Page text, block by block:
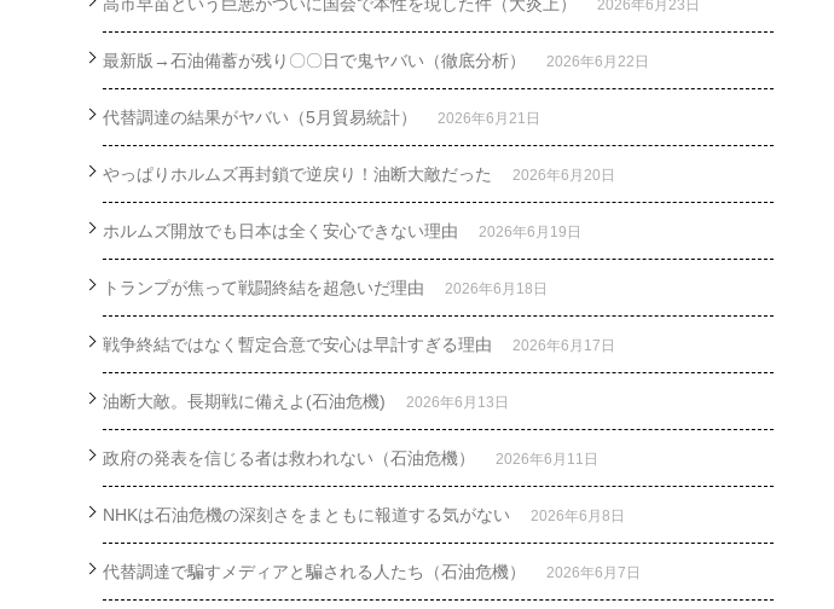
高市早苗という巨悪がついに国会で本性を現した件（大炎上） 2026年6月23日
最新版→石油備蓄が残り〇〇日で鬼ヤバい（徹底分析） 2026年6月22日
代替調達の結果がヤバい（5月貿易統計） 2026年6月21日
やっぱりホルムズ再封鎖で逆戻り！油断大敵だった 2026年6月20日
ホルムズ開放でも日本は全く安心できない理由 2026年6月19日
トランプが焦って戦闘終結を超急いだ理由 2026年6月18日
戦争終結ではなく暫定合意で安心は早計すぎる理由 2026年6月17日
油断大敵。長期戦に備えよ(石油危機) 2026年6月13日
政府の発表を信じる者は救われない（石油危機） 2026年6月11日
NHKは石油危機の深刻さをまともに報道する気がない 2026年6月8日
代替調達で騙すメディアと騙される人たち（石油危機） 2026年6月7日